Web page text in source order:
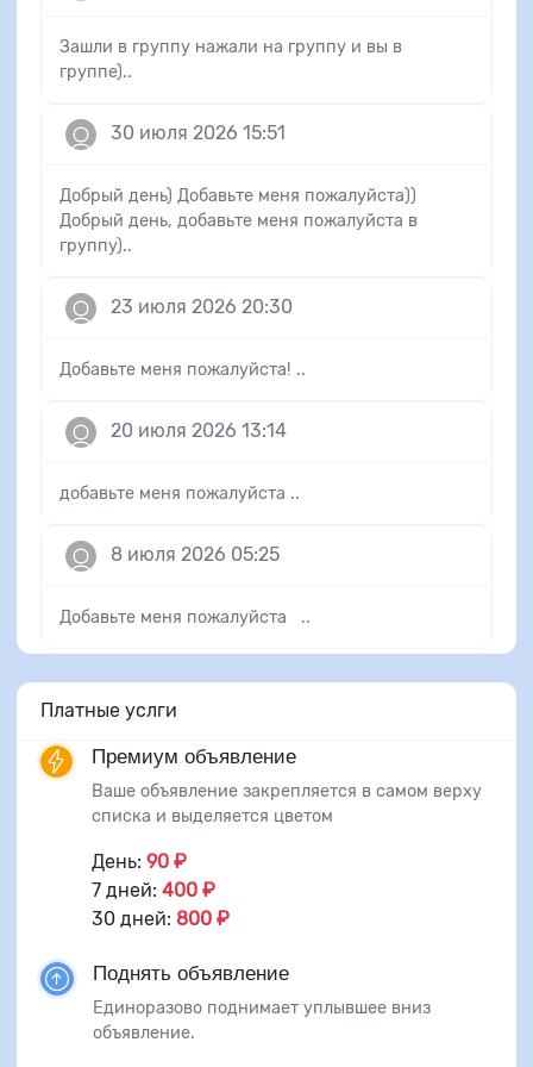
Зашли в группу нажали на группу и вы в
группе)..
30 июля 2026 15:51
Добрый день) Добавьте меня пожалуйста))
Добрый день, добавьте меня пожалуйста в
группу)..
23 июля 2026 20:30
Добавьте меня пожалуйста! ..
20 июля 2026 13:14
добавьте меня пожалуйста ..
8 июля 2026 05:25
Добавьте меня пожалуйста ..
Платные услги
Премиум объявление
Ваше объявление закрепляется в самом верху
списка и выделяется цветом
День: 90 ₽
7 дней: 400 ₽
30 дней: 800 ₽
Поднять объявление
Единоразово поднимает уплывшее вниз
объявление.